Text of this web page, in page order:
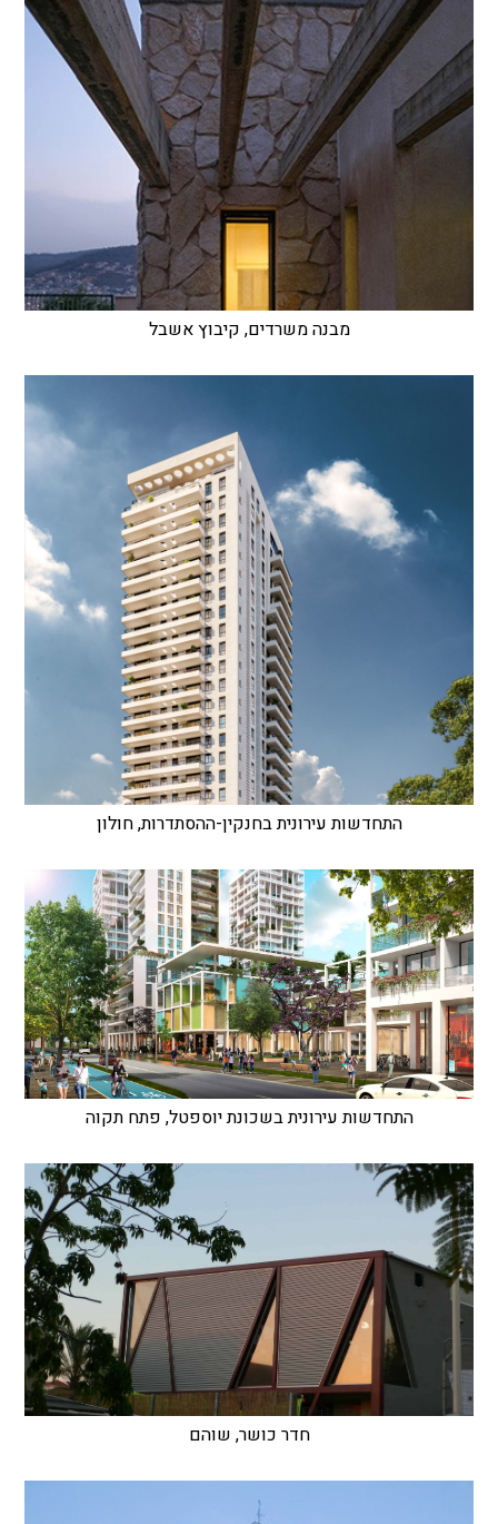
מבנה משרדים, קיבוץ אשבל
התחדשות עירונית בחנקין-ההסתדרות, חולון
התחדשות עירונית בשכונת יוספטל, פתח תקוה
חדר כושר, שוהם